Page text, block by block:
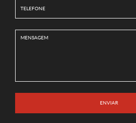
ENVIAR